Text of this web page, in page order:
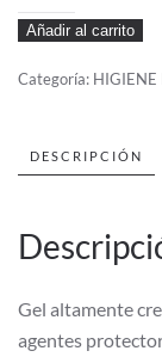
GEL
HD
5L
Añadir al carrito
Categoría: HIGIENE
DESCRIPCIÓN
Gel altamente
agentes